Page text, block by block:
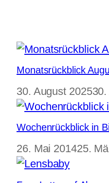
Monatsrückblick
30. August 202530.
Wochenrückblick in
26. Mai 201425.